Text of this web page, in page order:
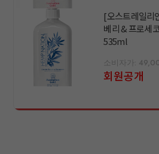
[오스트레일리
베리 & 프로세
535ml
소비자가:
회원공개